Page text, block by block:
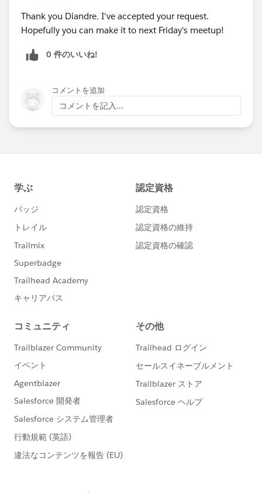
Thank you Diandre. I've accepted your request.
Hopefully you can make it to next Friday's meetup!
0 件のいいね!
コメントを追加
コメントを記入...